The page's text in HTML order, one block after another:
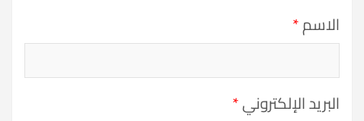
الاسم*
البريد الإلكتروني*